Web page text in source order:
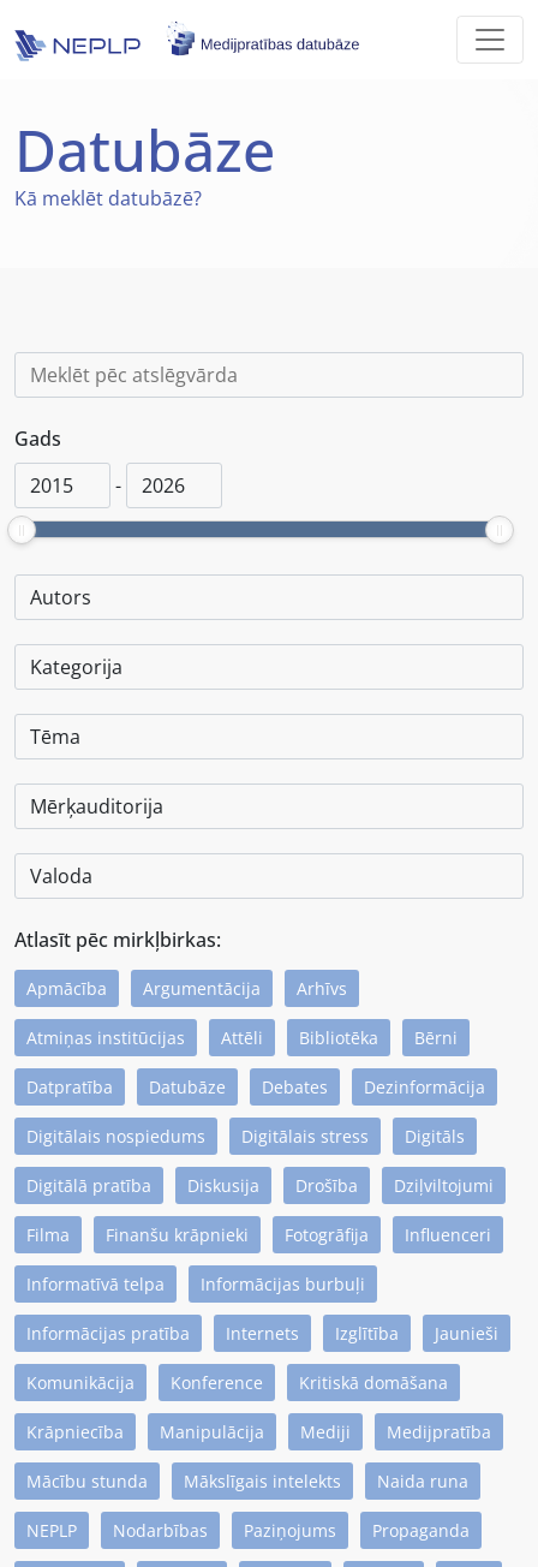
Datubāze
Kā meklēt datubāzē?
Gads
-
Atlasīt pēc mirkļbirkas:
Apmācība Argumentācija Arhīvs
Atmiņas institūcijas Attēli Bibliotēka Bērni
Datpratība Datubāze Debates Dezinformācija
Digitālais nospiedums Digitālais stress Digitāls
Digitālā pratība Diskusija Drošība Dziļviltojumi
Filma Finanšu krāpnieki Fotogrāfija Influenceri
Informatīvā telpa Informācijas burbuļi
Informācijas pratība Internets Izglītība Jaunieši
Komunikācija Konference Kritiskā domāšana
Krāpniecība Manipulācija Mediji Medijpratība
Mācību stunda Mākslīgais intelekts Naida runa
NEPLP Nodarbības Paziņojums Propaganda